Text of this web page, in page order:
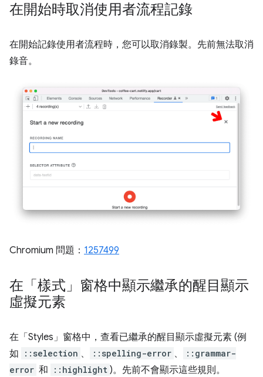
在開始時取消使用者流程記錄
在開始記錄使用者流程時，您可以取消錄製。先前無法取消
錄音。
Chromium 問題： 1257499
在「樣式」窗格中顯示繼承的醒目顯示
虛擬元素
在「Styles」 窗格中，查看已繼承的醒目顯示虛擬元素 (例
如
::selection 、 ::spelling-error 、
::grammar-
error 和 ::highlight )。先前不會顯示這些規則。